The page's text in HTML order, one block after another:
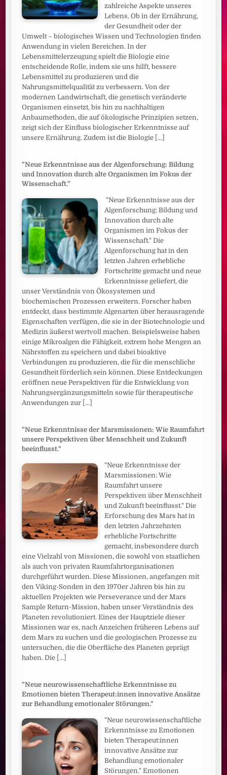
zahlreiche Aspekte unseres
Lebens. Ob in der Ernährung,
der Gesundheit oder der
Umwelt – biologisches Wissen und Technologien finden
Anwendung in vielen Bereichen. In der
Lebensmittelerzeugung spielt die Biologie eine
entscheidende Rolle, indem sie uns hilft, bessere
Lebensmittel zu produzieren und die
Nahrungsmittelqualität zu verbessern. Von der
modernen Landwirtschaft, die genetisch veränderte
Organismen einsetzt, bis hin zu nachhaltigen
Anbaumethoden, die auf ökologische Prinzipien setzen,
zeigt sich der Einfluss biologischer Erkenntnisse auf
unsere Ernährung. Zudem ist die Biologie [...]
"Neue Erkenntnisse aus der Algenforschung: Bildung
und Innovation durch alte Organismen im Fokus der
Wissenschaft."
"Neue Erkenntnisse aus der
Algenforschung: Bildung und
Innovation durch alte
Organismen im Fokus der
Wissenschaft." Die
Algenforschung hat in den
letzten Jahren erhebliche
Fortschritte gemacht und neue
Erkenntnisse geliefert, die
unser Verständnis von Ökosystemen und
biochemischen Prozessen erweitern. Forscher haben
entdeckt, dass bestimmte Algenarten über herausragende
Eigenschaften verfügen, die sie in der Biotechnologie und
Medizin äußerst wertvoll machen. Beispielsweise haben
einige Mikroalgen die Fähigkeit, extrem hohe Mengen an
Nährstoffen zu speichern und dabei bioaktive
Verbindungen zu produzieren, die für die menschliche
Gesundheit förderlich sein können. Diese Entdeckungen
eröffnen neue Perspektiven für die Entwicklung von
Nahrungsergänzungsmitteln sowie für therapeutische
Anwendungen zur [...]
"Neue Erkenntnisse der Marsmissionen: Wie Raumfahrt
unsere Perspektiven über Menschheit und Zukunft
beeinflusst."
"Neue Erkenntnisse der
Marsmissionen: Wie
Raumfahrt unsere
Perspektiven über Menschheit
und Zukunft beeinflusst." Die
Erforschung des Mars hat in
den letzten Jahrzehnten
erhebliche Fortschritte
gemacht, insbesondere durch
eine Vielzahl von Missionen, die sowohl von staatlichen
als auch von privaten Raumfahrtorganisationen
durchgeführt wurden. Diese Missionen, angefangen mit
den Viking-Sonden in den 1970er Jahren bis hin zu
aktuellen Projekten wie Perseverance und der Mars
Sample Return-Mission, haben unser Verständnis des
Planeten revolutioniert. Eines der Hauptziele dieser
Missionen war es, nach Anzeichen früheren Lebens auf
dem Mars zu suchen und die geologischen Prozesse zu
untersuchen, die die Oberfläche des Planeten geprägt
haben. Die [...]
"Neue neurowissenschaftliche Erkenntnisse zu
Emotionen bieten Therapeut:innen innovative Ansätze
zur Behandlung emotionaler Störungen."
"Neue neurowissenschaftliche
Erkenntnisse zu Emotionen
bieten Therapeut:innen
innovative Ansätze zur
Behandlung emotionaler
Störungen." Emotionen